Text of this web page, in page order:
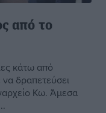
από το
κάτω από
να δραπετεύσει
Κω. Άμεσα